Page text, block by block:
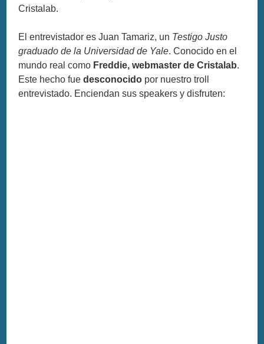
Cristalab.
El entrevistador es Juan Tamariz, un Testigo Justo
graduado de la Universidad de Yale. Conocido en el
mundo real como Freddie, webmaster de Cristalab.
Este hecho fuedesconocido por nuestro troll
entrevistado. Enciendan sus speakers y disfruten: